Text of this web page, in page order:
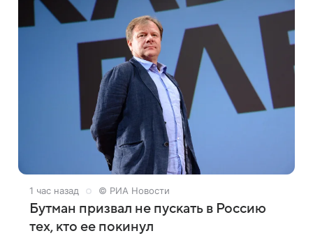
1 час назад © РИА Новости
Бутман призвал не пускать в Россию
тех, кто ее покинул